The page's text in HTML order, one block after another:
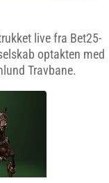
live fra Bet25-
optakten med
Travbane.